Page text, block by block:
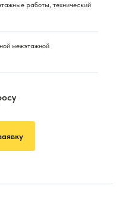
работы, технический
межэтажной